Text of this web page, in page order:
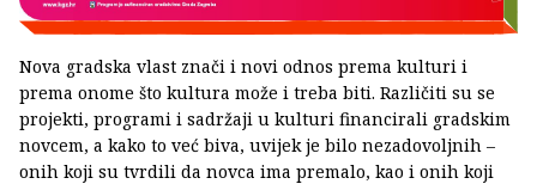
Nova gradska vlast znači i novi odnos prema kulturi i
prema onome što kultura može i treba biti. Različiti su se
projekti, programi i sadržaji u kulturi financirali gradskim
novcem, a kako to već biva, uvijek je bilo nezadovoljnih –
onih koji su tvrdili da novca ima premalo, kao i onih koji